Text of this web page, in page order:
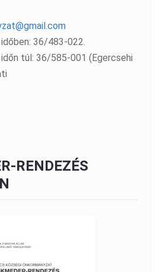
36/483-022.
túl: 36/585-001 (Egercsehi
RENDEZÉS